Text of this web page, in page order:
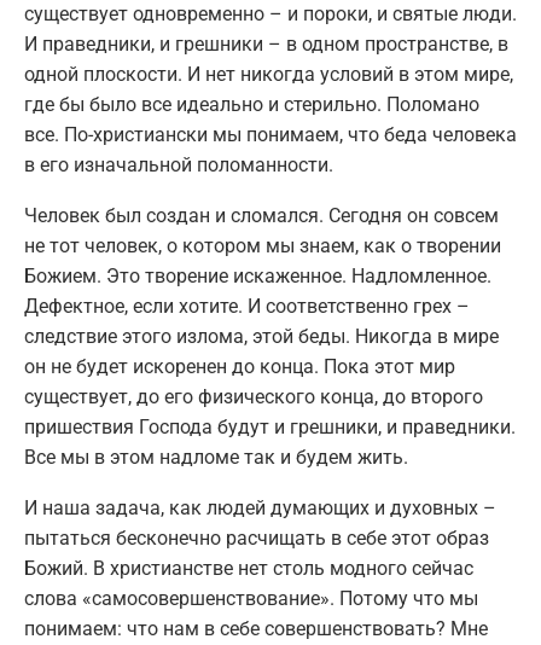
существует одновременно – и пороки, и святые люди.
И праведники, и грешники – в одном пространстве, в
одной плоскости. И нет никогда условий в этом мире,
где бы было все идеально и стерильно. Поломано
все. По-христиански мы понимаем, что беда человека
в его изначальной поломанности.
Человек был создан и сломался. Сегодня он совсем
не тот человек, о котором мы знаем, как о творении
Божием. Это творение искаженное. Надломленное.
Дефектное, если хотите. И соответственно грех –
следствие этого излома, этой беды. Никогда в мире
он не будет искоренен до конца. Пока этот мир
существует, до его физического конца, до второго
пришествия Господа будут и грешники, и праведники.
Все мы в этом надломе так и будем жить.
И наша задача, как людей думающих и духовных –
пытаться бесконечно расчищать в себе этот образ
Божий. В христианстве нет столь модного сейчас
слова «самосовершенствование». Потому что мы
понимаем: что нам в себе совершенствовать? Мне